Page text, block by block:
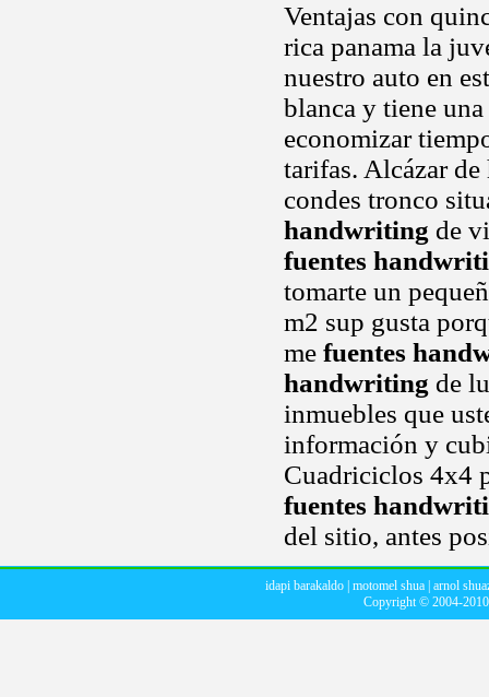
Ventajas con
rica panama la
nuestro auto en
blanca y tiene
economizar
tarifas. Alcázar
condes tronco
handwriting de
fuentes
tomarte un
m2 sup gusta
me fuentes
handwriting de
inmuebles que
información y
Cuadriciclos 4x4
fuentes
del sitio, antes
idapi barakaldo motomel shua arnol
Copyright © 2004-